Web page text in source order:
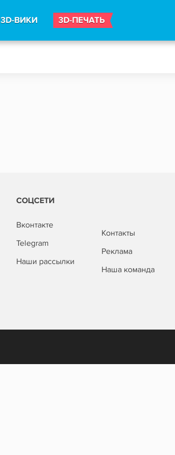
3D-ВИКИ 3D-ПЕЧАТЬ
СОЦСЕТИ
Вконтакте
Telegram
Наши рассылки
Контакты
Реклама
Наша команда